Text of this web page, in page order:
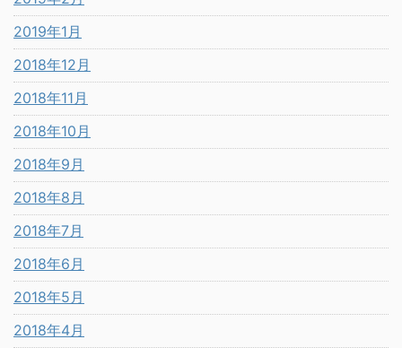
2019年1月
2018年12月
2018年11月
2018年10月
2018年9月
2018年8月
2018年7月
2018年6月
2018年5月
2018年4月